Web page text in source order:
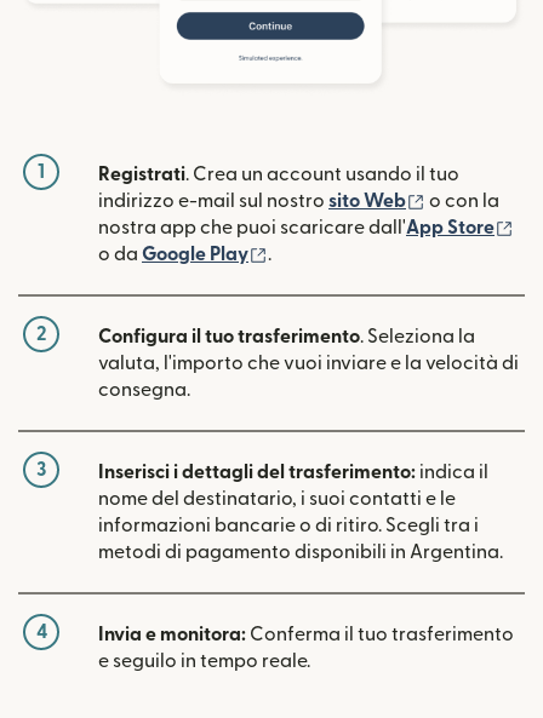
1 Registrati. Crea un account usando il tuo
indirizzo e-mail sul nostro sito Web (si apre in
o con la
nostra app che puoi scaricare dall'App Store
o da Google Play .
2 Configura il tuo trasferimento. Seleziona la
valuta, l'importo che vuoi inviare e la velocità di
consegna.
3 Inserisci i dettagli del trasferimento: indica il
nome del destinatario, i suoi contatti e le
informazioni bancarie o di ritiro. Scegli tra i
metodi di pagamento disponibili in Argentina.
4 Invia e monitora: Conferma il tuo trasferimento
e seguilo in tempo reale.